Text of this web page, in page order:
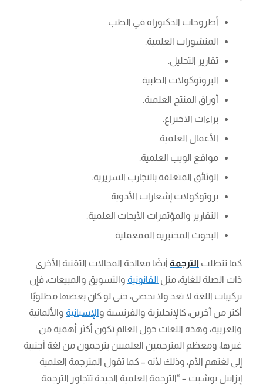
أطروحات الدكتوراه في الطب.
المنشورات العلمية.
تقارير التحليل.
البروتوكولات الطبية.
أوراق المنتج العلمية.
براءات الاختراع.
الأعمال العلمية.
مواقع الويب العلمية.
الوثائق المتعلقة بالتجارب السريرية.
بروتوكولات إشعارات الأدوية.
التقارير والمؤتمرات الأبحاث العلمية.
البحوث المختبرية الممعملية.
كما تتطلب الترجمة أيضًا معالجة المجالات التقنية الأخرى
ذات الصلة للغاية، مثل القانونية والتسويق والمبيعات، فإن
تركيبات اللغة لا تعد ولا تحصى، حتى لو كان بعضها مطلوبًا
أكثر من آخرين، كالإنجليزية والفرنسية والإسبانية والألمانية
والعربية، وهذه اللغات حول العالم تكون أكثر أهمية من
غيرها، ومعظم المترجمين العلميين يترجمون من لغة أجنبية
إلى لغتهم الأم، وذلك لأنه – كما تقول المترجمة العلمية
إيزابيل بوشيت – “الترجمة العلمية الجيدة تتجاوز الترجمة